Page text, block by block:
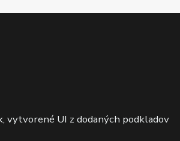
vytvorené UI z dodaných podkladov